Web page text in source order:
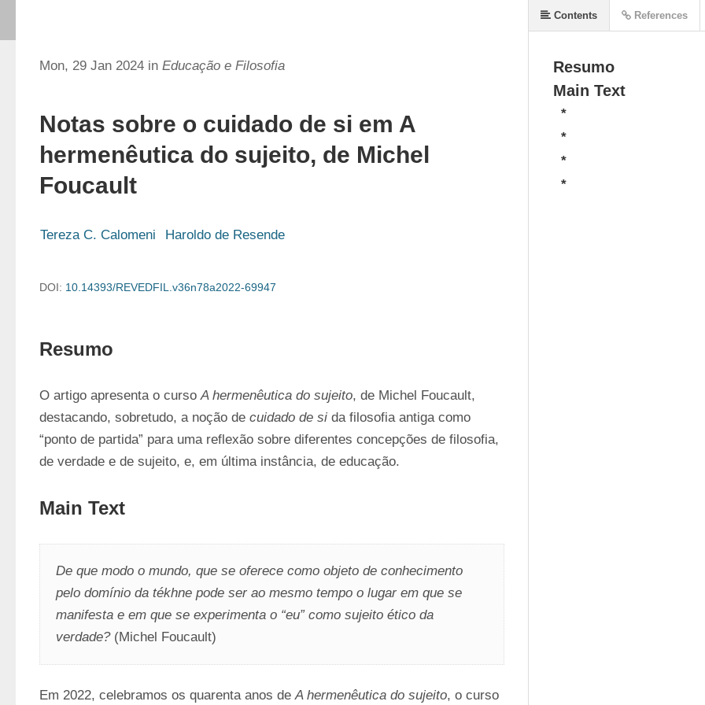
Mon, 29 Jan 2024 in Educação e Filosofia
Notas sobre o cuidado de si em A
hermenêutica do sujeito, de Michel
Foucault
Tereza C. Calomeni Haroldo de Resende
DOI: 10.14393/REVEDFIL.v36n78a2022-69947
Resumo
O artigo apresenta o curso A hermenêutica do sujeito, de Michel Foucault,
destacando, sobretudo, a noção de cuidado de si da filosofia antiga como
“ponto de partida” para uma reflexão sobre diferentes concepções de filosofia,
de verdade e de sujeito, e, em última instância, de educação.
Main Text
De que modo o mundo, que se oferece como objeto de conhecimento
pelo domínio da tékhne pode ser ao mesmo tempo o lugar em que se
manifesta e em que se experimenta o “eu” como sujeito ético da
verdade? (Michel Foucault)
Em 2022, celebramos os quarenta anos de A hermenêutica do sujeito, o curso
Resumo
Main Text
*
*
*
*
Contents References